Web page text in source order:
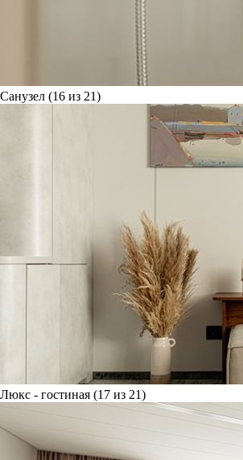
Санузел (16 из 21)
Люкс - гостиная (17 из 21)